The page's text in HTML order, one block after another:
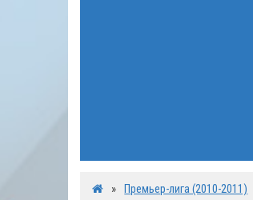
» Премьер-лига (2010-2011)